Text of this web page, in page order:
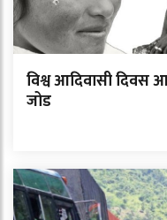
विश्व आदिवासी दिवस
जोड